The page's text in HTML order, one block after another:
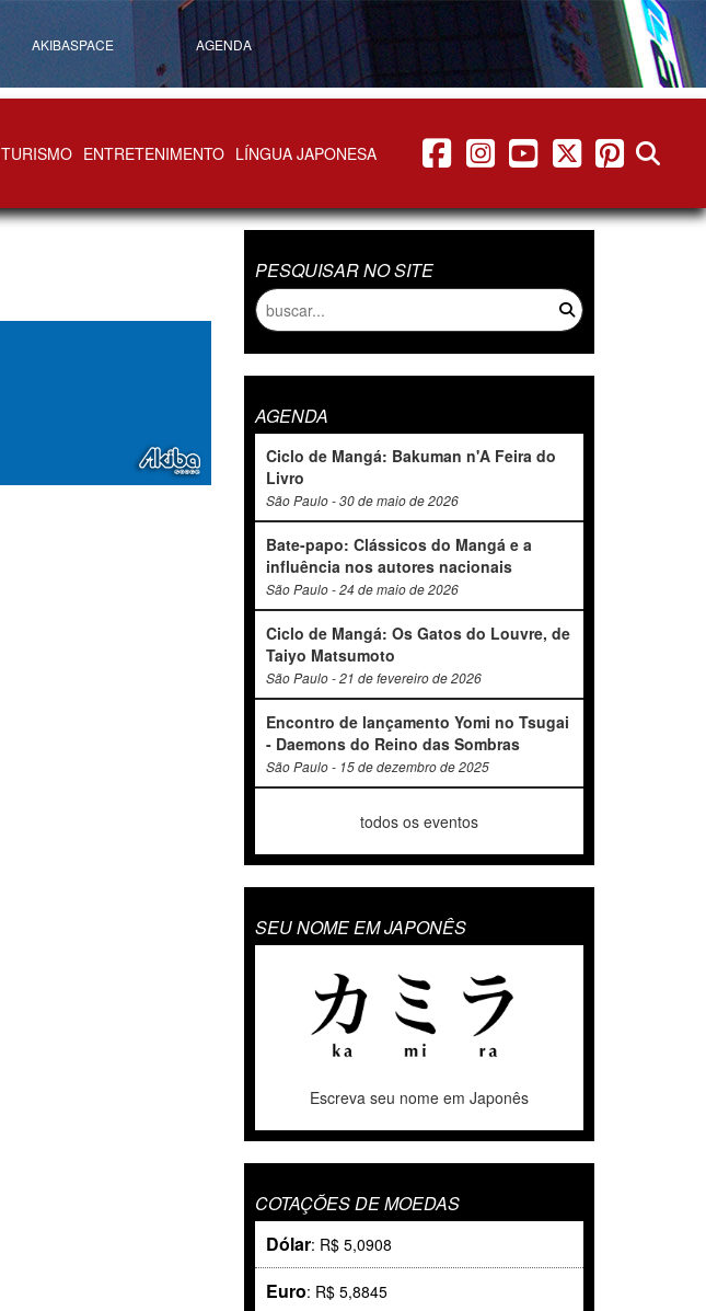
AKIBASPACE AGENDA
TURISMO ENTRETENIMENTO LÍNGUA JAPONESA facebook instagram youtube twitter pinterest
PESQUISAR NO SITE
AGENDA
Ciclo de Mangá: Bakuman n'A Feira do
Livro
São Paulo - 30 de maio de 2026
Bate-papo: Clássicos do Mangá e a
influência nos autores nacionais
São Paulo - 24 de maio de 2026
Ciclo de Mangá: Os Gatos do Louvre, de
Taiyo Matsumoto
São Paulo - 21 de fevereiro de 2026
Encontro de lançamento Yomi no Tsugai
- Daemons do Reino das Sombras
São Paulo - 15 de dezembro de 2025
todos os eventos
SEU NOME EM JAPONÊS
Escreva seu nome em Japonês
COTAÇÕES DE MOEDAS
Dólar: R$ 5,0908
Euro: R$ 5,8845